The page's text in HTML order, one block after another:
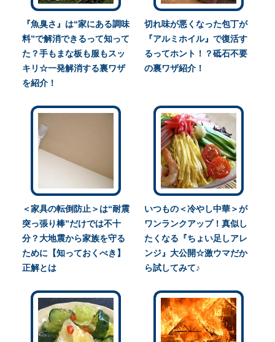
『魚臭さ』は“家にある調味
料”で解消できるって知って
た？手もまな板も服もスッ
キリ☆一発解消する裏ワザ
を紹介！
切れ味が悪くなった包丁が
『アルミホイル』で復活す
るってホント！？砥石不要
の裏ワザ紹介！
＜家具の転倒防止＞は“耐震
突っ張り棒”だけでは不十
分？大地震から家族を守る
ために【知っておくべき】
正解とは
いつもの＜冷やし中華＞が
ワンランクアップ！真似し
たくなる『ちょい足しアレ
ンジ』大公開☆激ウマだか
ら試してみて♪